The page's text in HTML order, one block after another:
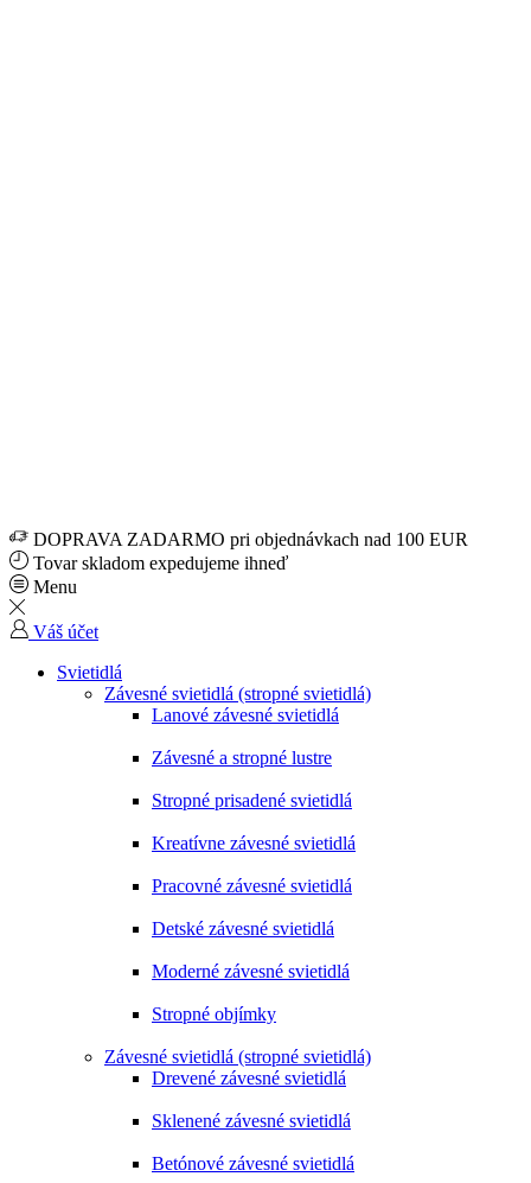
DOPRAVA ZADARMO pri objednávkach nad 100 EUR
Tovar skladom expedujeme ihneď
Menu
Váš účet
Svietidlá
Závesné svietidlá (stropné svietidlá)
Lanové závesné svietidlá
Závesné a stropné lustre
Stropné prisadené svietidlá
Kreatívne závesné svietidlá
Pracovné závesné svietidlá
Detské závesné svietidlá
Moderné závesné svietidlá
Stropné objímky
Závesné svietidlá (stropné svietidlá)
Drevené závesné svietidlá
Sklenené závesné svietidlá
Betónové závesné svietidlá